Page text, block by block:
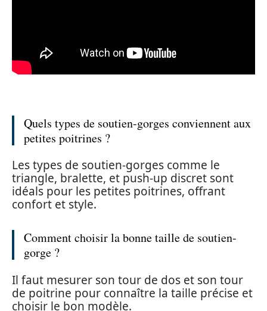
Quels types de soutien-gorges conviennent aux
petites poitrines ?
Les types de soutien-gorges comme le
triangle, bralette, et push-up discret sont
idéals pour les petites poitrines, offrant
confort et style.
Comment choisir la bonne taille de soutien-
gorge ?
Il faut mesurer son tour de dos et son tour
de poitrine pour connaître la taille précise et
choisir le bon modèle.